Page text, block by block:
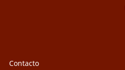
Contacto